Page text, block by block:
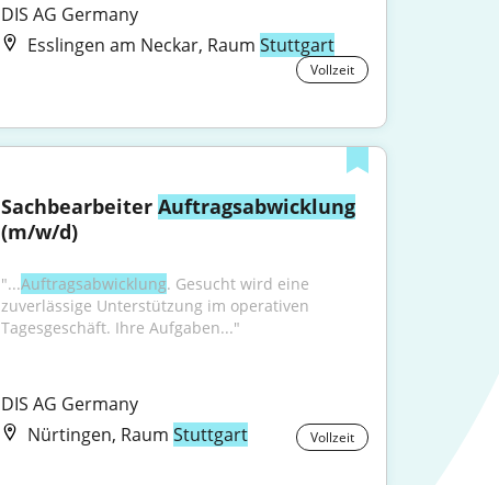
DIS AG Germany
Esslingen am Neckar, Raum Stuttgart
Vollzeit
Sachbearbeiter Auftragsabwicklung
(m/w/d)
"...Auftragsabwicklung. Gesucht wird eine
zuverlässige Unterstützung im operativen
Tagesgeschäft. Ihre Aufgaben..."
DIS AG Germany
Nürtingen, Raum Stuttgart Vollzeit